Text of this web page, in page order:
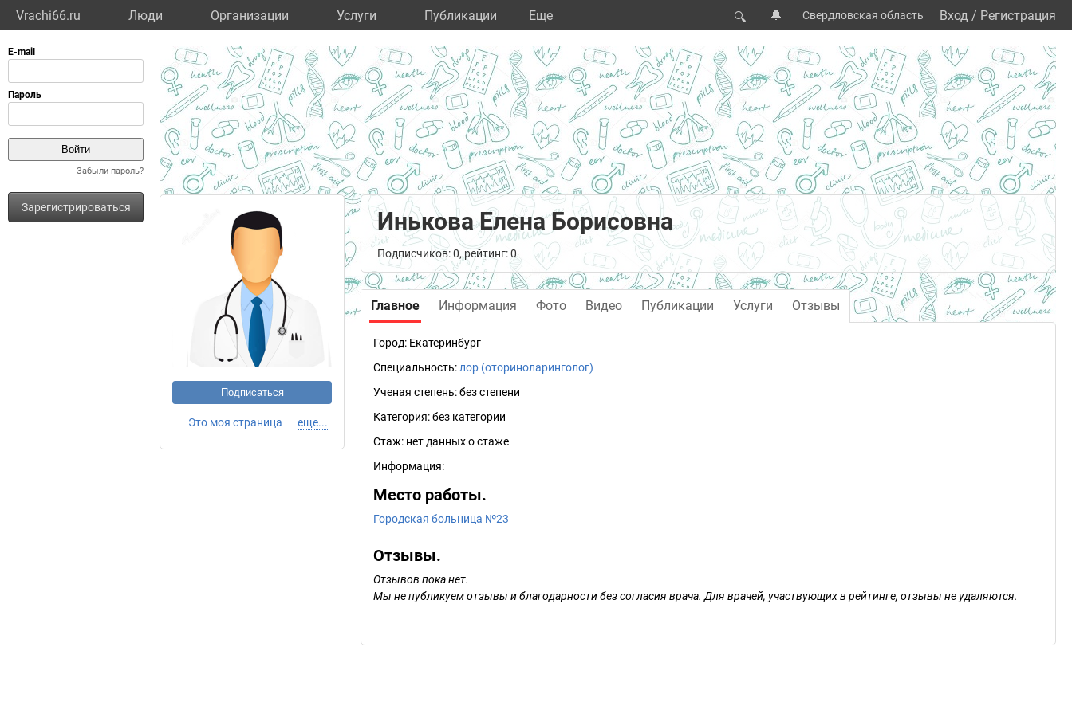
Vrachi66.ru Люди Организации Услуги Публикации Eще 🔍 🔔 Свердловская область Вход / Регистрация
Забыли пароль?
Зарегистрироваться
Подписаться
Это моя страница еще...
Инькова Елена Борисовна
Подписчиков: 0, рейтинг: 0
Главное Информация Фото Видео Публикации Услуги Отзывы
Город: Екатеринбург
Специальность: лор (оториноларинголог)
Ученая степень:без степени
Категория:без категории
Стаж: нет данных о стаже
Информация:
Место работы.
Городская больница №23
Отзывы.
Отзывов пока нет.
Мы не публикуем отзывы и благодарности без согласия врача. Для врачей, участвующих в рейтинге, отзывы не удаляются.